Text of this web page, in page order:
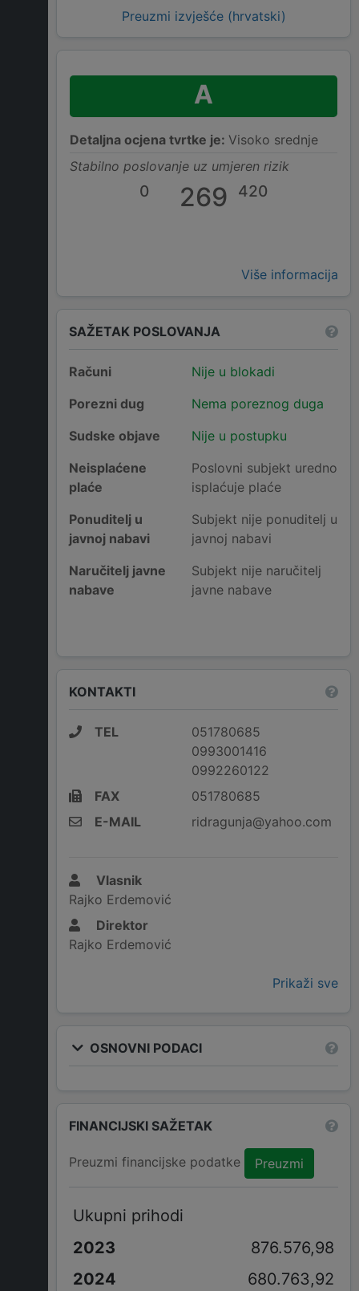
Preuzmi izvješće (hrvatski)
A
Detaljna ocjena tvrtke je: Visoko srednje
Stabilno poslovanje uz umjeren rizik
0 269 420
Više informacija
SAŽETAK POSLOVANJA
Računi
Nije u blokadi
Porezni dug
Nema poreznog duga
Sudske objave
Nije u postupku
Neisplaćene
plaće
Poslovni subjekt uredno
isplaćuje plaće
Ponuditelj u
javnoj nabavi
Subjekt nije ponuditelj u
javnoj nabavi
Naručitelj javne
nabave
Subjekt nije naručitelj
javne nabave
KONTAKTI
TEL
051780685
0993001416
0992260122
FAX
051780685
E-MAIL
ridragunja@yahoo.com
Vlasnik
Rajko Erdemović
Direktor
Rajko Erdemović
Prikaži sve
OSNOVNI PODACI
FINANCIJSKI SAŽETAK
Preuzmi financijske podatke Preuzmi
Ukupni prihodi
876.576,98
680.763,92